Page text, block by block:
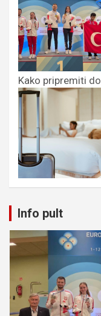
Kako pripremiti
Info pult